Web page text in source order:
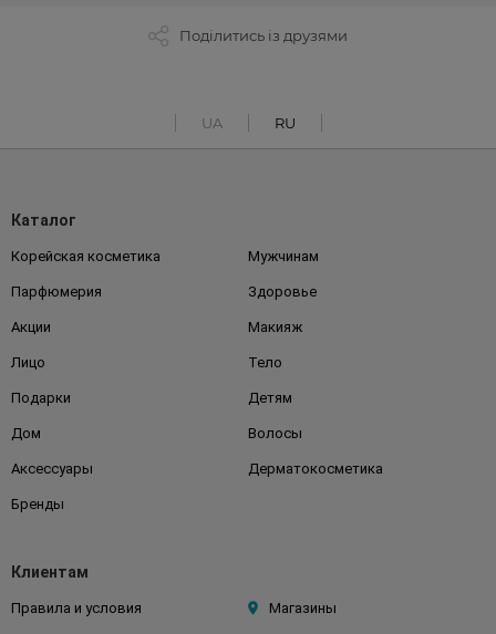
Поділитись із друзями
UA RU
Каталог
Корейская косметика Мужчинам
Парфюмерия Здоровье
Акции Макияж
Лицо Тело
Подарки Детям
Дом Волосы
Аксессуары Дерматокосметика
Бренды
Клиентам
Правила и условия Магазины